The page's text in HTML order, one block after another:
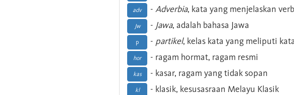
adv - Adverbia, kata yang menjelaskan
Jw - Jawa, adalah bahasa Jawa
p - partikel, kelas kata yang meliputi
hor - ragam hormat, ragam resmi
kas - kasar, ragam yang tidak sopan
kl - klasik, kesusasraan Melayu Klasik